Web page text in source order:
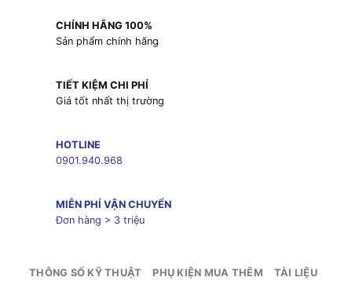
CHÍNH HÃNG 100%
Sản phẩm chính hãng
TIẾT KIỆM CHI PHÍ
Giá tốt nhất thị trường
HOTLINE
0901.940.968
MIỄN PHÍ VẬN CHUYỂN
Đơn hàng > 3 triệu
THÔNG SỐ KỸ THUẬT PHỤ KIỆN MUA THÊM TÀI LIỆU